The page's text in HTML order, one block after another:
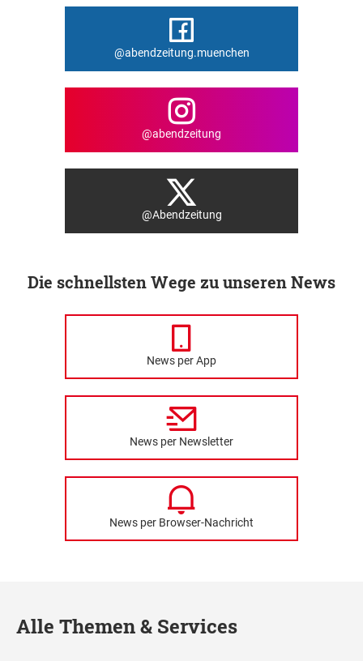
@abendzeitung.muenchen
@abendzeitung
@Abendzeitung
Die schnellsten Wege zu unseren News
News per App
News per Newsletter
News per Browser-Nachricht
Alle Themen & Services